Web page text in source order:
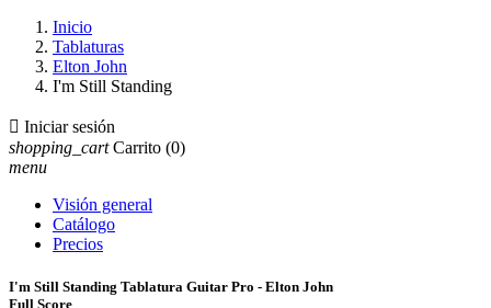
Inicio
Tablaturas
Elton John
I'm Still Standing
 Iniciar sesión
shopping_cart Carrito (0)
menu
Visión general
Catálogo
Precios
I'm Still Standing Tablatura Guitar Pro - Elton John
Full Score